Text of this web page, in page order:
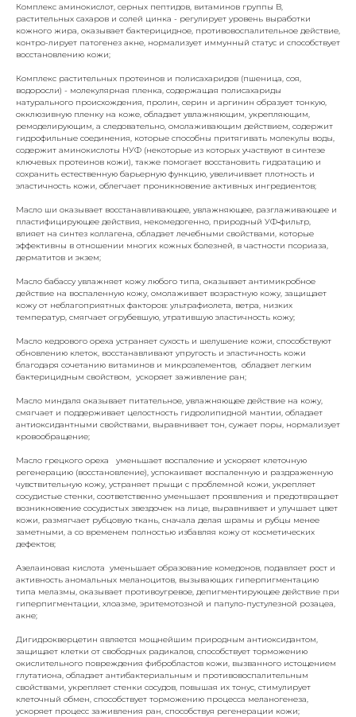
Комплекс аминокислот, серных пептидов, витаминов группы B,
растительных сахаров и солей цинка - регулирует уровень выработки
кожного жира, оказывает бактерицидное, противовоспалительное действие,
контро-лирует патогенез акне, нормализует иммунный статус и способствует
восстановлению кожи;
Комплекс растительных протеинов и полисахаридов (пшеница, соя,
водоросли) - молекулярная пленка, содержащая полисахариды
натурального происхождения, пролин, серин и аргинин образует тонкую,
окклюзивную пленку на коже, обладает увлажняющим, укрепляющим,
ремоделирующим, а следовательно, омолаживающим действием, содержит
гидрофильные соединения, которые способны притягивать молекулы воды,
содержит аминокислоты НУФ (некоторые из которых участвуют в синтезе
ключевых протеинов кожи), также помогает восстановить гидратацию и
сохранить естественную барьерную функцию, увеличивает плотность и
эластичность кожи, облегчает проникновение активных ингредиентов;
Масло ши оказывает восстанавливающее, увлажняющее, разглаживающее и
пластифицирующее действия, некомедогенно, природный УФ‑фильтр,
влияет на синтез коллагена, обладает лечебными свойствами, которые
эффективны в отношении многих кожных болезней, в частности псориаза,
дерматитов и экзем;
Масло бабассу увлажняет кожу любого типа, оказывает антимикробное
действие на воспаленную кожу, омолаживает возрастную кожу, защищает
кожу от неблагоприятных факторов: ультрафиолета, ветра, низких
температур, смягчает огрубевшую, утратившую эластичность кожу;
Масло кедрового ореха устраняет сухость и шелушение кожи, способствуют
обновлению клеток, восстанавливают упругость и эластичность кожи
благодаря сочетанию витаминов и микроэлементов, обладает легким
бактерицидным свойством, ускоряет заживление ран;
Масло миндаля оказывает питательное, увлажняющее действие на кожу,
смягчает и поддерживает целостность гидролипидной мантии, обладает
антиоксидантными свойствами, выравнивает тон, сужает поры, нормализует
кровообращение;
Масло грецкого ореха уменьшает воспаление и ускоряет клеточную
регенерацию (восстановление), успокаивает воспаленную и раздраженную
чувствительную кожу, устраняет прыщи с проблемной кожи, укрепляет
сосудистые стенки, соответственно уменьшает проявления и предотвращает
возникновение сосудистых звездочек на лице, выравнивает и улучшает цвет
кожи, размягчает рубцовую ткань, сначала делая шрамы и рубцы менее
заметными, а со временем полностью избавляя кожу от косметических
дефектов;
Азелаиновая кислота уменьшает образование комедонов, подавляет рост и
активность аномальных меланоцитов, вызывающих гиперпигментацию
типа мелазмы, оказывает противоугревое, депигментирующее действие при
гиперпигментации, хлоазме, эритемотозной и папуло-пустулезной розацеа,
акне;
Дигидрокверцетин является мощнейшим природным антиоксидантом,
защищает клетки от свободных радикалов, способствует торможению
окислительного повреждения фибробластов кожи, вызванного истощением
глутатиона, обладает антибактериальным и противовоспалительным
свойствами, укрепляет стенки сосудов, повышая их тонус, стимулирует
клеточный обмен, способствует торможению процесса меланогенеза,
ускоряет процесс заживления ран, способствуя регенерации кожи;